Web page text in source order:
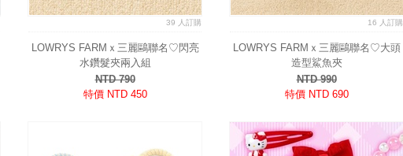
39 人訂購
LOWRYS FARMｘ三麗鷗聯名♡閃亮
水鑽髮夾兩入組
NTD 790
特價 NTD 450
16 人訂購
LOWRYS FARMｘ三麗鷗聯名♡大頭
造型鯊魚夾
NTD 990
特價 NTD 690